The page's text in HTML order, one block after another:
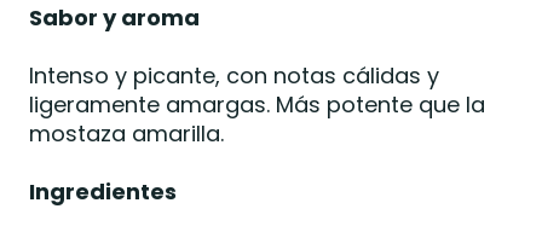
Sabor y aroma
Intenso y picante, con notas cálidas y
ligeramente amargas. Más potente que la
mostaza amarilla.
Ingredientes